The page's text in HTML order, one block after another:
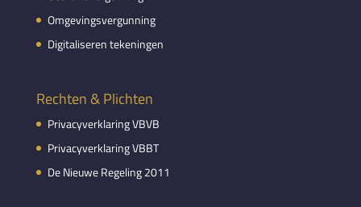
Omgevingsvergunning
Digitaliseren tekeningen
Rechten & Plichten
Privacyverklaring VBVB
Privacyverklaring VBBT
De Nieuwe Regeling 2011